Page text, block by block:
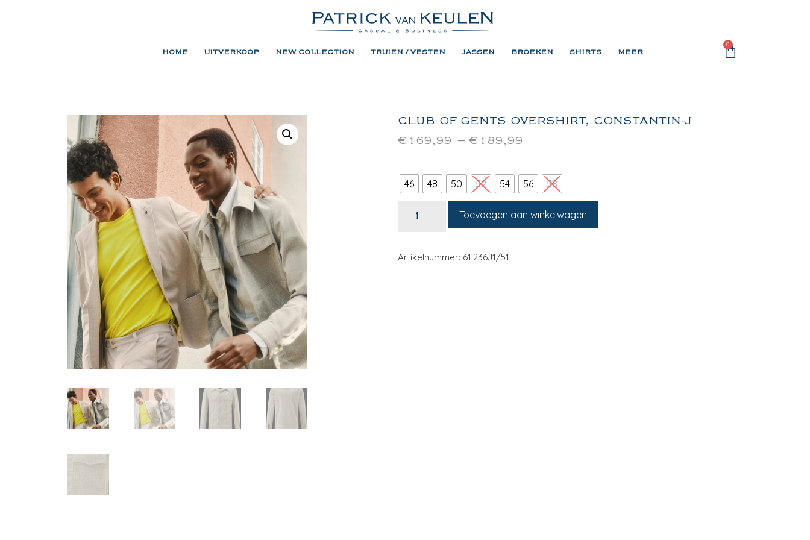
HOME UITVERKOOP NEW COLLECTION TRUIEN / VESTEN JASSEN BROEKEN SHIRTS MEER
0
CLUB OF GENTS OVERSHIRT, CONSTANTIN-J
€ 169,99 – € 189,99
46 48 50 52 54 56 58
Toevoegen aan winkelwagen
Artikelnummer: 61.236J1/51